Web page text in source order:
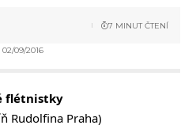
09/2016
7 MINUT ČTENÍ
flétnistky
Rudolfina Praha)